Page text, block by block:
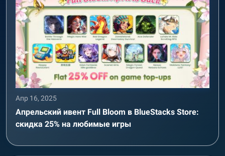
Апр 16, 2025
Апрельский ивент Full Bloom в BlueStacks Store:
скидка 25% на любимые игры